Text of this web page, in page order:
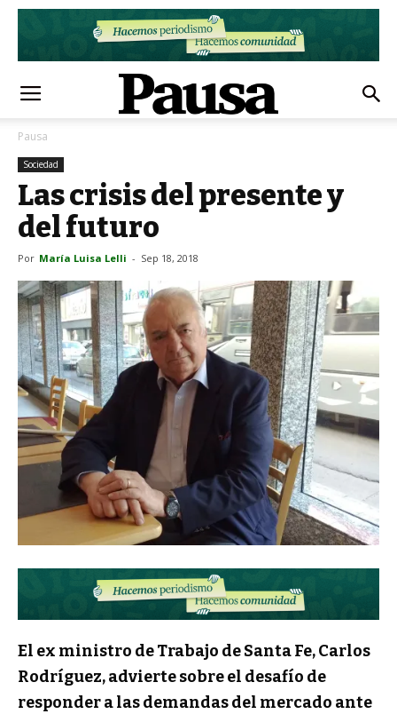
Pausa
Sociedad
Las crisis del presente y
del futuro
Por María Luisa Lelli - Sep 18, 2018
El ex ministro de Trabajo de Santa Fe, Carlos
Rodríguez, advierte sobre el desafío de
responder a las demandas del mercado ante